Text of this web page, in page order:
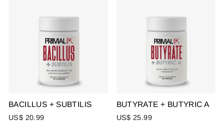
BACILLUS + SUBTILIS
US$ 20.99
BUTYRATE + BUTYRIC A
US$ 25.99